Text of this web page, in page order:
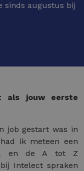
sinds augustus bij
als jouw eerste
job gestart was in
ik meteen een
en de A tot Z
Intelect spraken